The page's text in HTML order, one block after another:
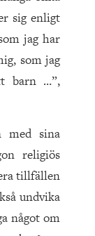
sig enligt
jag har
som jag
barn …”,
med sina
religiös
tillfällen
undvika
något om